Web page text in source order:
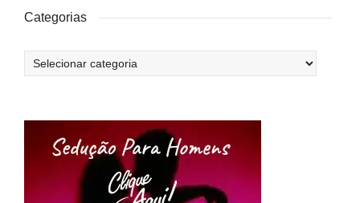
Categorias
Categorias